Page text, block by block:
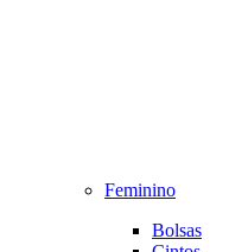
Feminino
Bolsas